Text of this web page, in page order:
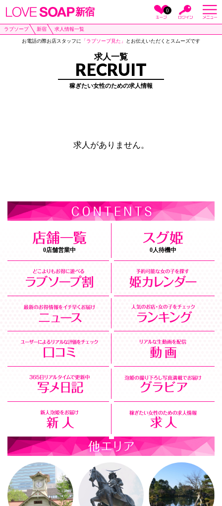
新宿 0
ラブソープ 新宿 求人情報一覧
お電話の際お店スタッフに 「ラブソープ見た」 とお伝えいただくとスムーズです
求人一覧
RECRUIT
稼ぎたい女性のための求人情報
求人がありません。
0店舗営業中 0人待機中